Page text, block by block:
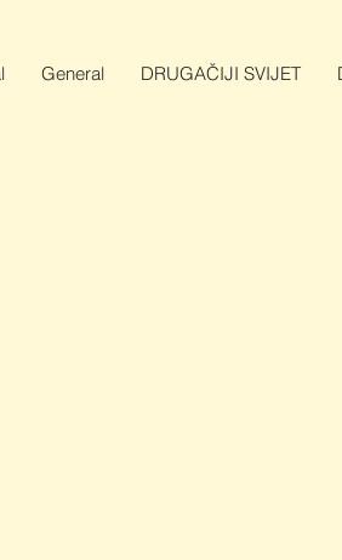
General DRUGAČIJI SVIJET